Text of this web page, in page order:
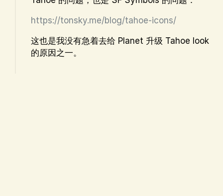
https://tonsky.me/blog/tahoe-icons/
这也是我没有急着去给 Planet 升级 Tahoe look
的原因之一。